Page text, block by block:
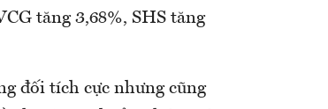
tăng 3,68%, SHS tăng
đối tích cực nhưng cũng